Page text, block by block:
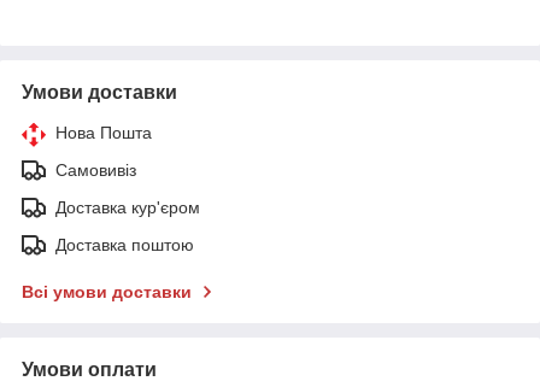
Умови доставки
Нова Пошта
Самовивіз
Доставка кур'єром
Доставка поштою
Всі умови доставки
Умови оплати